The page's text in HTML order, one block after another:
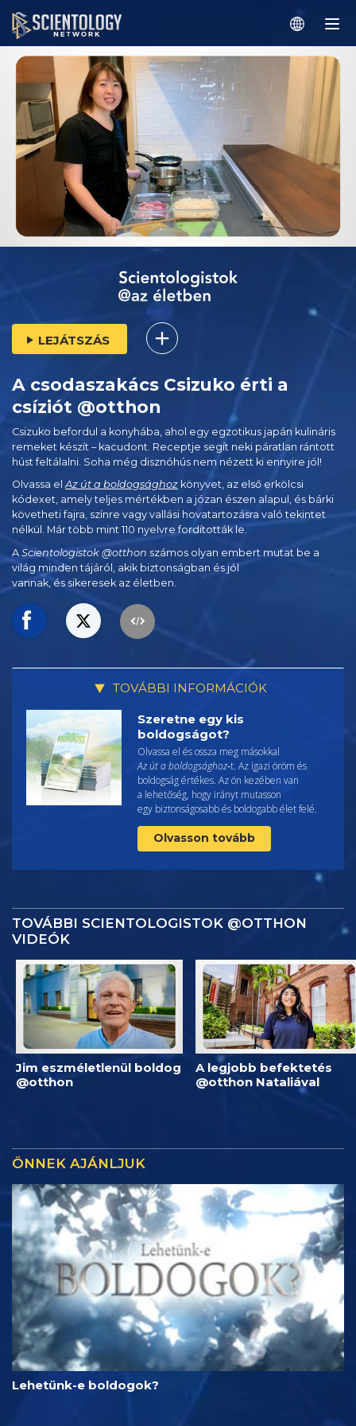
LEJÁTSZÁS
A csodaszakács Csizuko érti a
csíziót @otthon
Csizuko befordul a konyhába, ahol egy egzotikus japán kulináris
remeket készít – kacudont. Receptje segít neki páratlan rántott
húst feltálalni. Soha még disznóhús nem nézett ki ennyire jól!
Olvassa elAz út a boldogsághoz könyvet, az első erkölcsi
kódexet, amely teljes mértékben a józan észen alapul, és bárki
követheti fajra, színre vagy vallási hovatartozásra való tekintet
nélkül. Már több mint 110 nyelvre fordították le.
A Scientologistok @otthon számos olyan embert mutat be a
világ minden tájáról, akik biztonságban és jól
vannak, és sikeresek az életben.
TOVÁBBI INFORMÁCIÓK
Szeretne egy kis
boldogságot?
Olvassa el és ossza meg másokkal
Az út a boldogsághoz‑t. Az igazi öröm és
boldogság értékes. Az ön kezében van
a lehetőség, hogy irányt mutasson
egy biztonságosabb és boldogabb élet felé.
Olvasson tovább
TOVÁBBI SCIENTOLOGISTOK @OTTHON
VIDEÓK
Jim eszméletlenül boldog
@otthon
A legjobb befektetés
@otthon Nataliával
ÖNNEK AJÁNLJUK
Lehetünk-e boldogok?